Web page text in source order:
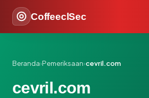
CoffeeclSec
Beranda›Pemeriksaan›cevril.com
cevril.com